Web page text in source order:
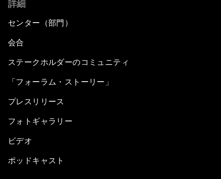
詳細
センター（部門）
会合
ステークホルダーのコミュニティ
「フォーラム・ストーリー」
プレスリリース
フォトギャラリー
ビデオ
ポッドキャスト